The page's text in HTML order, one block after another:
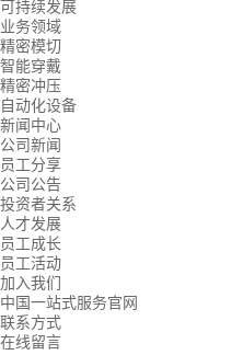
可持续发展
业务领域
精密模切
智能穿戴
精密冲压
自动化设备
新闻中心
公司新闻
员工分享
公司公告
投资者关系
人才发展
员工成长
员工活动
加入我们
中国一站式服务官网
联系方式
在线留言